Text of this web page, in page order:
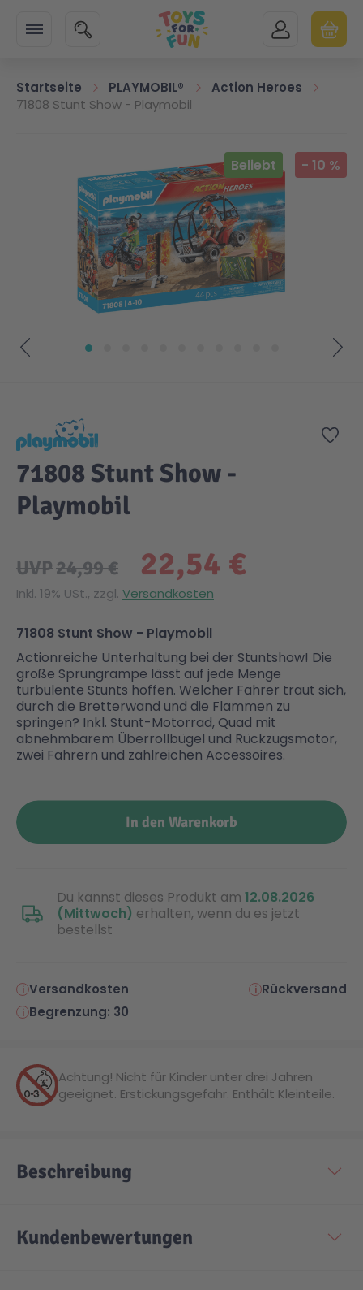
SUCHE MEIN KONTO
Startseite PLAYMOBIL®
Action Heroes
71808 Stunt Show - Playmobil
Beliebt - 10 %
Zur
71808 Stunt Show -
Playmobil
22,54 €
UVP24,99 €
Inkl. 19% USt., zzgl. Versandkosten
71808 Stunt Show - Playmobil
Actionreiche Unterhaltung bei der Stuntshow! Die
große Sprungrampe lässt auf jede Menge
turbulente Stunts hoffen. Welcher Fahrer traut sich,
durch die Bretterwand und die Flammen zu
springen? Inkl. Stunt-Motorrad, Quad mit
abnehmbarem Überrollbügel und Rückzugsmotor,
zwei Fahrern und zahlreichen Accessoires.
In den Warenkorb
Du kannst dieses Produkt am 12.08.2026
(Mittwoch) erhalten, wenn du es jetzt
bestellst
Versandkosten
Rückversand
Begrenzung: 30
Achtung! Nicht für Kinder unter drei Jahren
geeignet. Erstickungsgefahr. Enthält Kleinteile.
Beschreibung
Kundenbewertungen